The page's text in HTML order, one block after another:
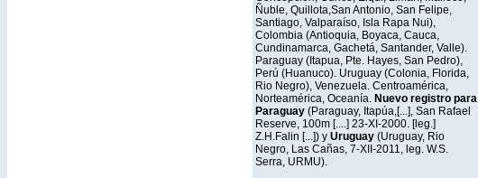
Ñuble, Quillota,San Antonio, San Felipe,
Santiago, Valparaíso, Isla Rapa Nui),
Colombia (Antioquia, Boyaca, Cauca,
Cundinamarca, Gachetá, Santander, Valle).
Paraguay (Itapua, Pte. Hayes, San Pedro),
Perú (Huanuco). Uruguay (Colonia, Florida,
Rio Negro), Venezuela. Centroamérica,
Norteamérica, Oceanía. Nuevo registro para
Paraguay(Paraguay, Itapúa,[...], San Rafael
Reserve, 100m [....] 23-XI-2000. [leg.]
Z.H.Falin [...]) y Uruguay(Uruguay, Rio
Negro, Las Cañas, 7-XII-2011, leg. W.S.
Serra, URMU).